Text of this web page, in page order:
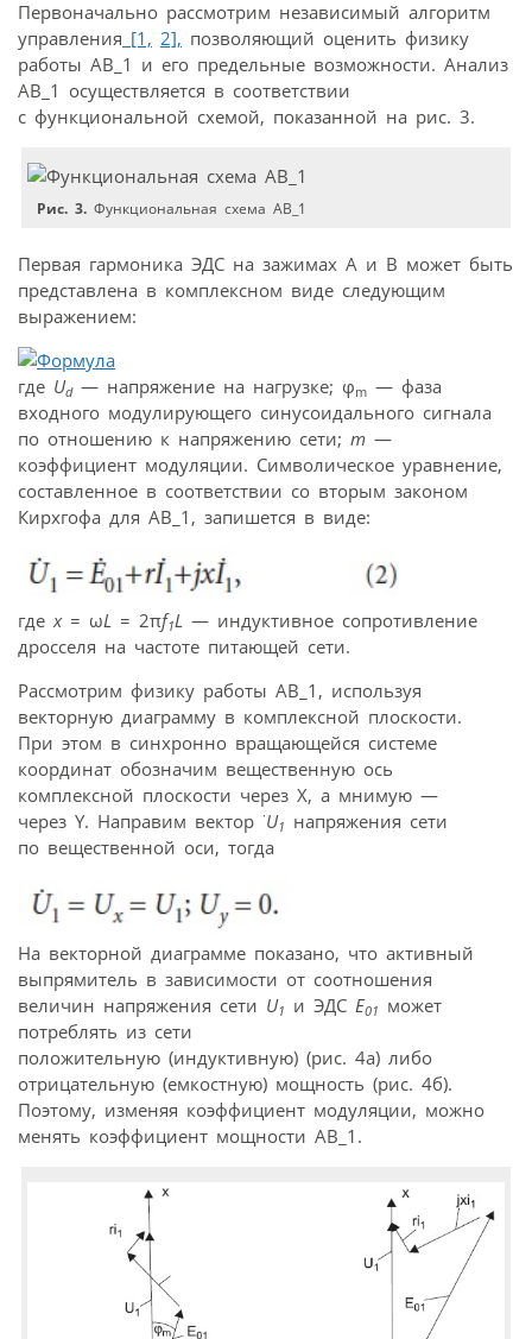
Первоначально рассмотрим независимый алгоритм
управления [1, 2], позволяющий оценить физику
работы АВ_1 и его предельные возможности. Анализ
АВ_1 осуществляется в соответствии
с функциональной схемой, показанной на рис. 3.
Рис. 3. Функциональная схема АВ_1
Первая гармоника ЭДС на зажимах А и В может быть
представлена в комплексном виде следующим
выражением:
где Ud— напряжение на нагрузке; φm — фаза
входного модулирующего синусоидального сигнала
по отношению к напряжению сети; m —
коэффициент модуляции. Символическое уравнение,
составленное в соответствии со вторым законом
Кирхгофа для АВ_1, запишется в виде:
где x= ωL = 2πf1L — индуктивное сопротивление
дросселя на частоте питающей сети.
Рассмотрим физику работы АВ_1, используя
векторную диаграмму в комплексной плоскости.
При этом в синхронно вращающейся системе
координат обозначим вещественную ось
комплексной плоскости через X, а мнимую —
через Y. Направим вектор ·U1 напряжения сети
по вещественной оси, тогда
На векторной диаграмме показано, что активный
выпрямитель в зависимости от соотношения
величин напряжения сети U1 и ЭДС Е01 может
потреблять из сети
положительную (индуктивную) (рис. 4а) либо
отрицательную (емкостную) мощность (рис. 4б).
Поэтому, изменяя коэффициент модуляции, можно
менять коэффициент мощности АВ_1.